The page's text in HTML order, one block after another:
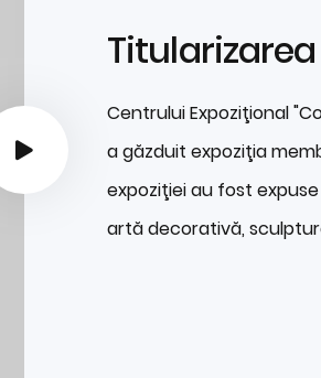
Titularizarea
Centrului Expoziţional
a găzduit expoziţia
expoziţiei au fost
artă decorativă,